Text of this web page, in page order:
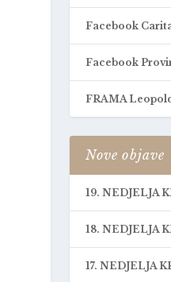
Facebook
Facebook
FRAMA
Nove objave
19. NEDJELJA
18. NEDJELJA
17. NEDJELJA